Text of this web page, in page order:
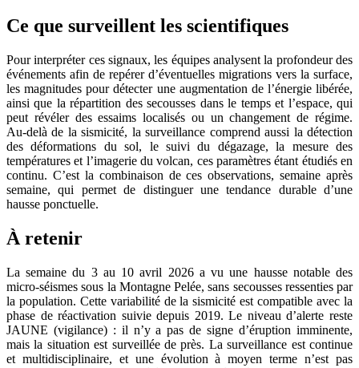
Ce que surveillent les scientifiques
Pour interpréter ces signaux, les équipes analysent la profondeur des
événements afin de repérer d’éventuelles migrations vers la surface,
les magnitudes pour détecter une augmentation de l’énergie libérée,
ainsi que la répartition des secousses dans le temps et l’espace, qui
peut révéler des essaims localisés ou un changement de régime.
Au‑delà de la sismicité, la surveillance comprend aussi la détection
des déformations du sol, le suivi du dégazage, la mesure des
températures et l’imagerie du volcan, ces paramètres étant étudiés en
continu. C’est la combinaison de ces observations, semaine après
semaine, qui permet de distinguer une tendance durable d’une
hausse ponctuelle.
À retenir
La semaine du 3 au 10 avril 2026 a vu une hausse notable des
micro‑séismes sous la Montagne Pelée, sans secousses ressenties par
la population. Cette variabilité de la sismicité est compatible avec la
phase de réactivation suivie depuis 2019. Le niveau d’alerte reste
JAUNE (vigilance) : il n’y a pas de signe d’éruption imminente,
mais la situation est surveillée de près. La surveillance est continue
et multidisciplinaire, et une évolution à moyen terme n’est pas